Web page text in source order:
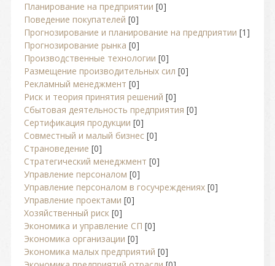
Планирование на предприятии [0]
Поведение покупателей [0]
Прогнозирование и планирование на предприятии [1]
Прогнозирование рынка [0]
Производственные технологии [0]
Размещение производительных сил [0]
Рекламный менеджмент [0]
Риск и теория принятия решений [0]
Сбытовая деятельность предприятия [0]
Сертификация продукции [0]
Совместный и малый бизнес [0]
Страноведение [0]
Стратегический менеджмент [0]
Управление персоналом [0]
Управление персоналом в госучреждениях [0]
Управление проектами [0]
Хозяйственный риск [0]
Экономика и управление СП [0]
Экономика организации [0]
Экономика малых предприятий [0]